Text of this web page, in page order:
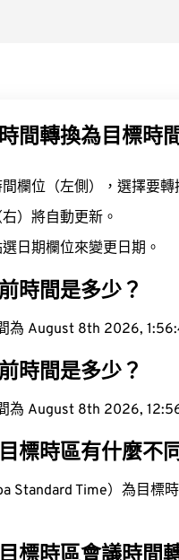
間轉換為目標時
欄位（左側），選擇要轉
）將自動更新。
日期欄位來變更日期。
時間是多少？
為 August 8th 2026,
時間是多少？
為 August 8th 2026,
標時區有什麼不
Standard Time）為目標